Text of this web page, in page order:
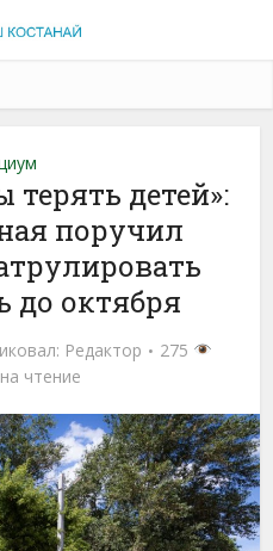
детей»:
поручил
до октября
Редактор
275
чтение